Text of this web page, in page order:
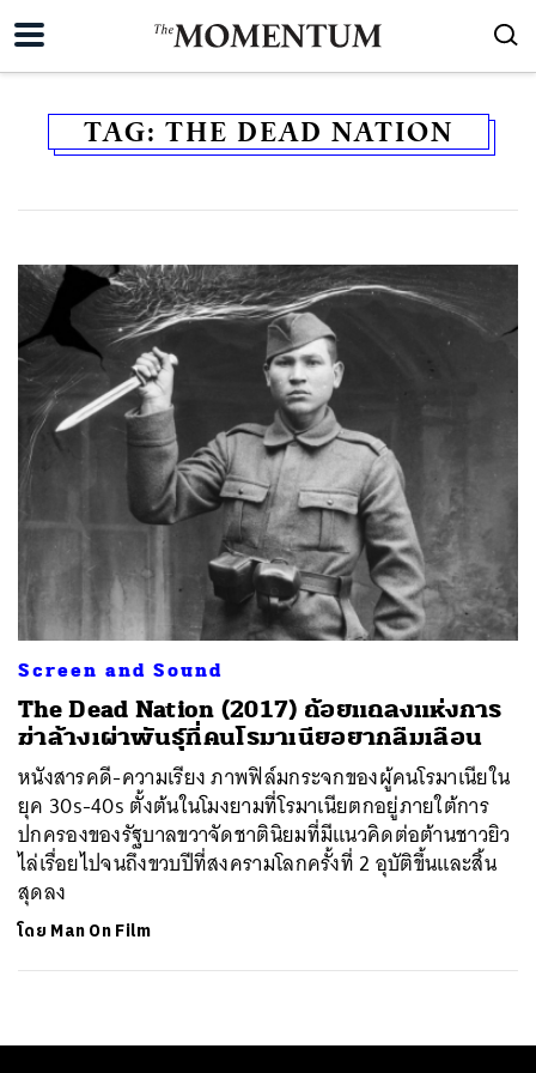
TAG: THE DEAD NATION
Screen and Sound
The Dead Nation (2017) ถ้อยแถลงแห่งการ
ฆ่าล้างเผ่าพันธุ์ที่คนโรมาเนียอยากลืมเลือน
หนังสารคดี-ความเรียง ภาพฟิล์มกระจกของผู้คนโรมาเนียใน
ยุค 30s-40s ตั้งต้นในโมงยามที่โรมาเนียตกอยู่ภายใต้การ
ปกครองของรัฐบาลขวาจัดชาตินิยมที่มีแนวคิดต่อต้านชาวยิว
ไล่เรื่อยไปจนถึงขวบปีที่สงครามโลกครั้งที่ 2 อุบัติขึ้นและสิ้น
สุดลง
โดย Man On Film
SHARE TWEET LINE EMAIL